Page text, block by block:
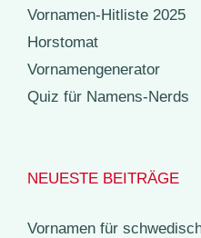
Vornamen-Hitliste 2025
Horstomat
Vornamengenerator
Quiz für Namens-Nerds
NEUESTE BEITRÄGE
Vornamen für